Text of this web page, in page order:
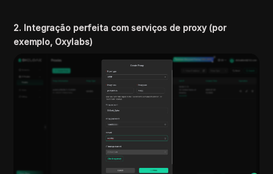
2. Integração perfeita com serviços de proxy (por
exemplo, Oxylabs)